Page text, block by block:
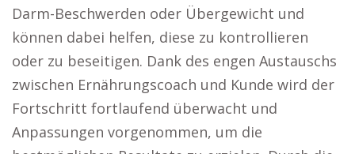
Darm-Beschwerden oder Übergewicht und
können dabei helfen, diese zu kontrollieren
oder zu beseitigen. Dank des engen Austauschs
zwischen Ernährungscoach und Kunde wird der
Fortschritt fortlaufend überwacht und
Anpassungen vorgenommen, um die